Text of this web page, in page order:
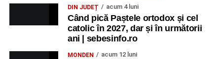
DIN JUDEȚ acum 4 luni
Când pică Paștele ortodox și cel
catolic în 2027, dar și în următorii
ani | sebesinfo.ro
MONDEN acum 12 luni